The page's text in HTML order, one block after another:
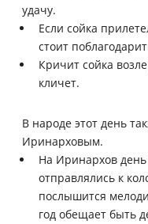
удачу.
Если сойка
стоит
Кричит сойка
кличет.
В народе этот день
Иринарховым.
На Иринархов
отправлялись к
послышится
год обещает быть